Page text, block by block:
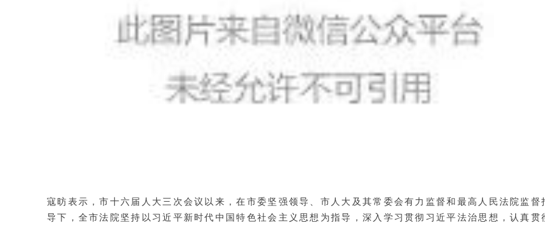
寇昉表示，市十六届人大三次会议以来，在市委坚强领导、市人大及其常委会有力监督和最高人民法院监督
导下，全市法院坚持以习近平新时代中国特色社会主义思想为指导，深入学习贯彻习近平法治思想，认真贯